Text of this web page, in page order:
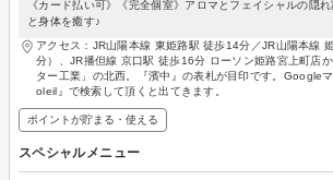
《カード払い可》《完全個室》アロマとフェイシャルの隠
と身体を癒す♪
アクセス：JR山陽本線 東姫路駅 徒歩14分／JR山陽本線
分）、JR播但線 京口駅 徒歩16分 ローソン姫路宮上町店
ター工業」の北西。『濱中』の表札が目印です。Google
oleil』で検索して頂くと出てきます。
ポイントが貯まる・使える
スペシャルメニュー